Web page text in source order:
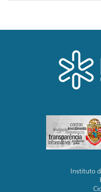
Instituto